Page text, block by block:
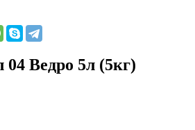
Ведро 5л (5кг)